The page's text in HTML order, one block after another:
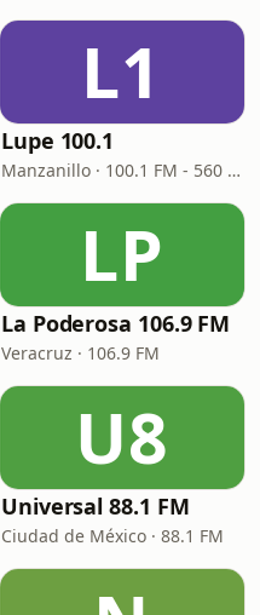
L1
Lupe 100.1
Manzanillo · 100.1 FM - 560 AM
LP
La Poderosa 106.9 FM
Veracruz · 106.9 FM
U8
Universal 88.1 FM
Ciudad de México · 88.1 FM